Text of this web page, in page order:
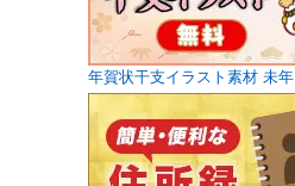
年賀状干支イラスト素材 未年